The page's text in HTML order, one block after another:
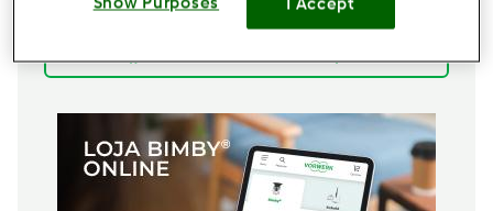
gqueijo da Ilha,(ou outro)